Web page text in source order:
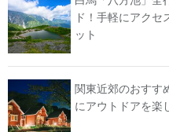
ド！手軽にアク
ット
関東近郊のおすす
にアウトドアを楽